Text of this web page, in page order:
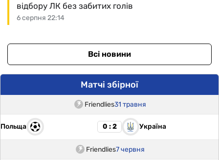
6 серпня 22:14
відбору ЛК без забитих голів
Всі новини
Матчі збірної
Friendlies31 травня
Польща 0 : 2 Україна
Friendlies7 червня